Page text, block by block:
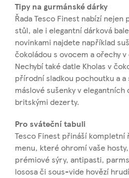
Tipy na gurmánské dárky
Řada Tesco Finest nabízí
stůl, ale i elegantní dárková
novinkami najdete například
čokoládou s ovocem a ořechy
Nechybí také datle Kholas v
přírodní sladkou pochoutku a a
máslové sušenky v
britskými dezerty.
Pro sváteční tabuli
Tesco Finest přináší
menu, které ohromí vaše
prémiové sýry, antipasti,
lososa či sous-vide hovězí